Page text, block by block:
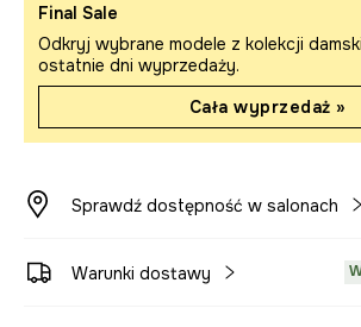
Final Sale
Odkryj wybrane modele z kolekcji
ostatnie dni wyprzedaży.
Cała wyprzedaż »
Sprawdź dostępność w salonach
Warunki dostawy